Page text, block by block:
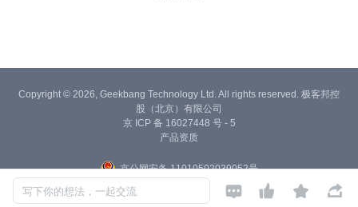
写下你的想法，一起交流    
Copyright © 2026, Geekbang Technology Ltd. All rights reserved. 极客邦控
股（北京）有限公司
京 ICP 备 16027448 号 - 5
产品资质
京公网安备 11010502039052号